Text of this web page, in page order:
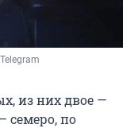
из них двое —
семеро, по